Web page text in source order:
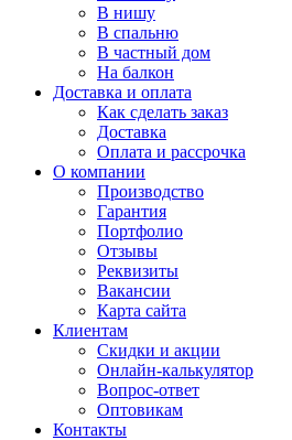
В нишу
В спальню
В частный дом
На балкон
Доставка и оплата
Как сделать заказ
Доставка
Оплата и рассрочка
О компании
Производство
Гарантия
Портфолио
Отзывы
Реквизиты
Вакансии
Карта сайта
Клиентам
Скидки и акции
Онлайн-калькулятор
Вопрос-ответ
Оптовикам
Контакты